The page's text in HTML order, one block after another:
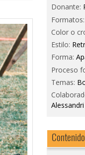
Donante:
Formatos:
Color o
Estilo:
Forma:
Proceso
Temas: